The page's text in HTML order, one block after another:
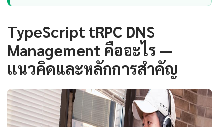
TypeScript tRPC DNS
Management คืออะไร —
แนวคิดและหลักการสำคัญ